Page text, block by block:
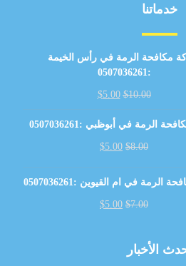
خدماتنا
مكافحة الرمة في رأس الخيمة
:0507036261
$10.00
$5.00
الرمة في أبوظبي :0507036261
$8.00
$5.00
الرمة في ام القيوين :0507036261
$7.00
$5.00
الأخبار